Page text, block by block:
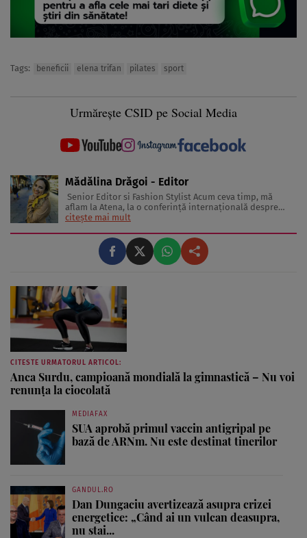
Tags: beneficii elena trifan pilates sport
Urmărește CSID pe Social Media
Mădălina Drăgoi - Editor
Senior Editor si Fashion Stylist Acum ceva timp, mă
aflam la Atena, la o conferinţă internaţională despre
frumuseţe şi industria de profil. În sală erau jurnaliste
Multe dintre ele erau parcă scoase din paginile
revistelor pentru ...
citește mai mult
CITESTE URMATORUL ARTICOL:
Anca Surdu, campioană mondială la gimnastică – Nu voi
renunţa la ciocolată
MEDIAFAX
SUA aprobă primul vaccin antigripal pe
bază de ARNm. Nu este destinat tinerilor
GANDUL.RO
Dan Dungaciu avertizează asupra crizei
energetice: „Când ai un vulcan deasupra,
nu stai...